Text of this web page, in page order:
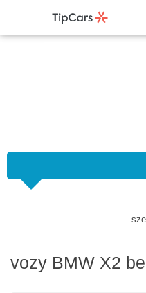
vozy BMW X2